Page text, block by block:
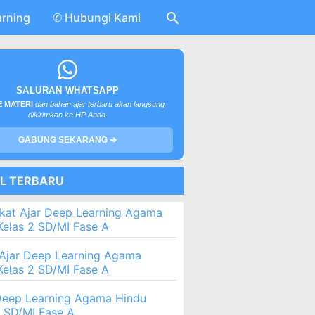
✆ Hubungi Kami
SALURAN WHATSAPP
MATERI dan bahan ajar terbaru akan langsung
dikirimkan ke HP Anda.
GABUNG SEKARANG ➔
TERBARU
Ajar Deep Learning Agama
2 SD/MI Fase A
Deep Learning Agama
2 SD/MI Fase A
Learning Agama Hindu
SD/MI Fase A